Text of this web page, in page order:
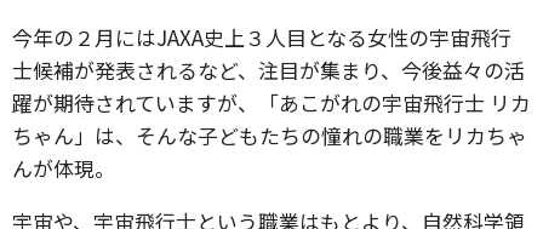
今年の２月にはJAXA史上３人目となる女性の宇宙飛行
士候補が発表されるなど、注目が集まり、今後益々の活
躍が期待されていますが、「あこがれの宇宙飛行士 リカ
ちゃん」は、そんな子どもたちの憧れの職業をリカちゃ
んが体現。
宇宙や、宇宙飛行士という職業はもとより、自然科学領